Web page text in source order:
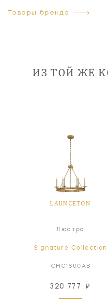
Товары бренда
ИЗ ТОЙ ЖЕ
LAUNCETON
Люстра
Signature Collection
CHC1600AB
320 777 ₽